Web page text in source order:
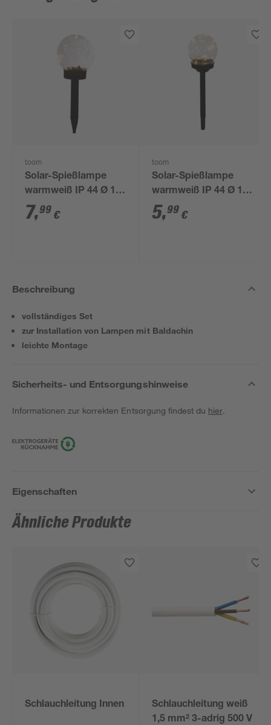
toom
Solar-Spießlampe
warmweiß IP 44 Ø 15
x 44 cm
7,99 €
toom
Solar-Spießlampe
warmweiß IP 44 Ø 10
x 39 cm
5,99 €
Beschreibung
vollständiges Set
zur Installation von Lampen mit Baldachin
leichte Montage
Sicherheits- und Entsorgungshinweise
Informationen zur korrekten Entsorgung findest du hier.
Eigenschaften
Ähnliche Produkte
Schlauchleitung Innen
Schlauchleitung weiß
1,5 mm² 3-adrig 500 V